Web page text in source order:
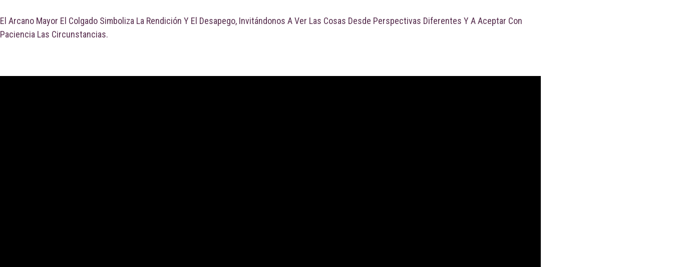
El Arcano Mayor El Colgado Simboliza La Rendición Y El Desapego, Invitándonos A Ver Las Cosas Desde Perspectivas Diferentes Y A Aceptar Con
Paciencia Las Circunstancias.